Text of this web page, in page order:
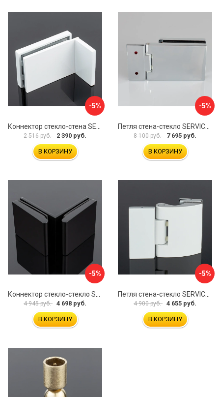
-5%
Коннектор стекло-стена SERVICE PLUS K02-203WM/sus304
2 516 руб. 2 390 руб.
В КОРЗИНУ
-5%
Петля стена-стекло SERVICE PLUS P03-101CR/brass
8 100 руб. 7 695 руб.
В КОРЗИНУ
-5%
4 945 руб. 4 698 руб.
В КОРЗИНУ
-5%
4 900 руб. 4 655 руб.
В КОРЗИНУ